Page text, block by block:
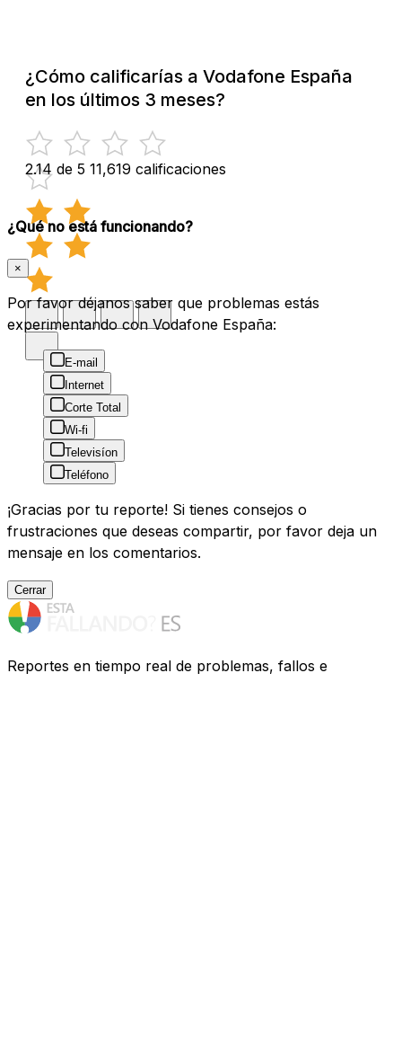
¿Cómo calificarías a Vodafone España
en los últimos 3 meses?
2.14 de 5 11,619 calificaciones
¿Qué no está funcionando?
×
Por favor déjanos saber que problemas estás
experimentando con Vodafone España:
E-mail
Internet
Corte Total
Wi-fi
Televisíon
Teléfono
¡Gracias por tu reporte! Si tienes consejos o
frustraciones que deseas compartir, por favor deja un
mensaje en los comentarios.
Cerrar
Reportes en tiempo real de problemas, fallos e